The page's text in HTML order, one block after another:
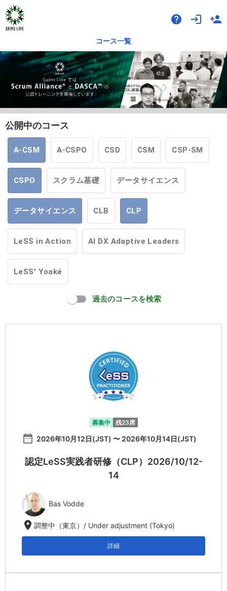
help login person_add
コース一覧
公開中のコース
A-CSM A-CSPO CSD CSM CSP-SM
CSPO スクラム基礎 データサイエンス
データサイエンス CLB CLP
LeSS in Action AI DX Adaptive Leaders
LeSS' Yoaké
過去のコースを検索
募集中 残23席
date_range 2026年10月12日(JST) 〜 2026年10月14日(JST)
認定LeSS実践者研修（CLP）2026/10/12-
14
Bas Vodde
location_on調整中（東京）/ Under adjustment (Tokyo)
詳細